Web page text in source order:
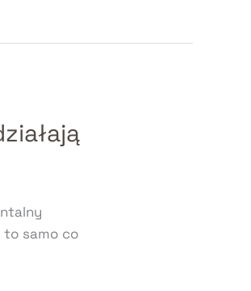
to samo co